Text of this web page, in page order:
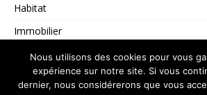
Habitat
Immobilier
Non classé
Nous utilisons des cookies pour vous
expérience sur notre site. Si vous
dernier, nous considérerons que vous